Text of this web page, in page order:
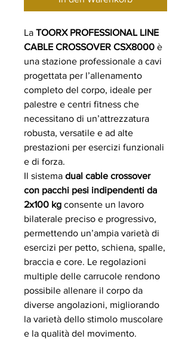
La TOORX PROFESSIONAL LINE
CABLE CROSSOVER CSX8000 è
una stazione professionale a cavi
progettata per l’allenamento
completo del corpo, ideale per
palestre e centri fitness che
necessitano di un’attrezzatura
robusta, versatile e ad alte
prestazioni per esercizi funzionali
e di forza.
Il sistema dual cable crossover
con pacchi pesi indipendenti da
2x100 kg consente un lavoro
bilaterale preciso e progressivo,
permettendo un’ampia varietà di
esercizi per petto, schiena, spalle,
braccia e core. Le regolazioni
multiple delle carrucole rendono
possibile allenare il corpo da
diverse angolazioni, migliorando
la varietà dello stimolo muscolare
e la qualità del movimento.